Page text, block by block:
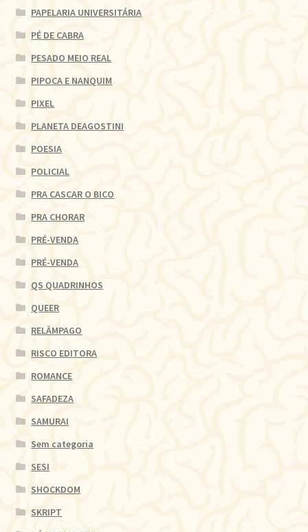
PAPELARIA UNIVERSITÁRIA
PÉ DE CABRA
PESADO MEIO REAL
PIPOCA E NANQUIM
PIXEL
PLANETA DEAGOSTINI
POESIA
POLICIAL
PRA CASCAR O BICO
PRA CHORAR
PRÉ-VENDA
PRÉ-VENDA
QS QUADRINHOS
QUEER
RELÂMPAGO
RISCO EDITORA
ROMANCE
SAFADEZA
SAMURAI
Sem categoria
SESI
SHOCKDOM
SKRIPT